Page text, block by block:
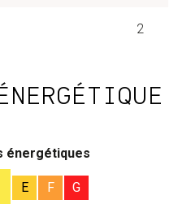
2
énergétiques
E F G